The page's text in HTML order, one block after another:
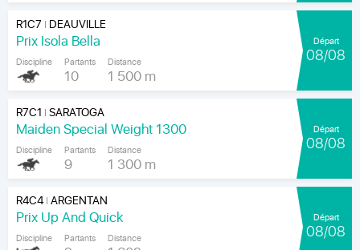
R1C7 | DEAUVILLE
Prix Isola Bella
Discipline Partants
10
Distance
1 500 m
Départ
08/08
R7C1 |SARATOGA
Maiden Special Weight 1300
Discipline Partants
9
Distance
1 300 m
Départ
08/08
R4C4|ARGENTAN
Prix Up And Quick
Discipline Partants Distance
Départ
08/08